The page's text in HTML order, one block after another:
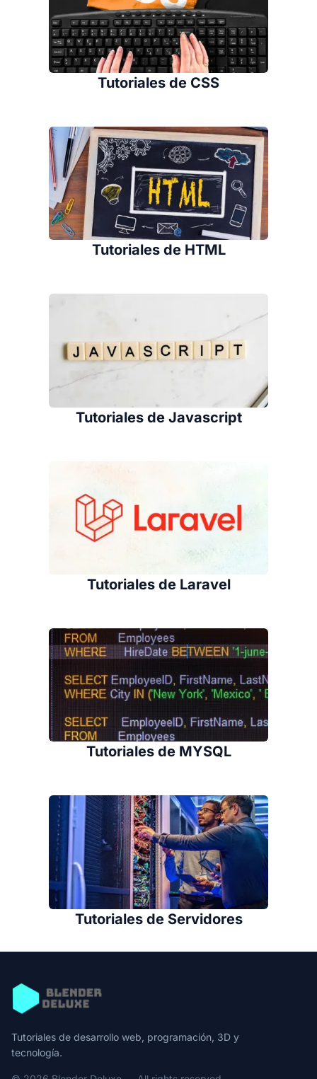
Tutoriales de CSS
Tutoriales de HTML
Tutoriales de Javascript
Tutoriales de Laravel
Tutoriales de MYSQL
Tutoriales de Servidores
Tutoriales de desarrollo web, programación, 3D y
tecnología.